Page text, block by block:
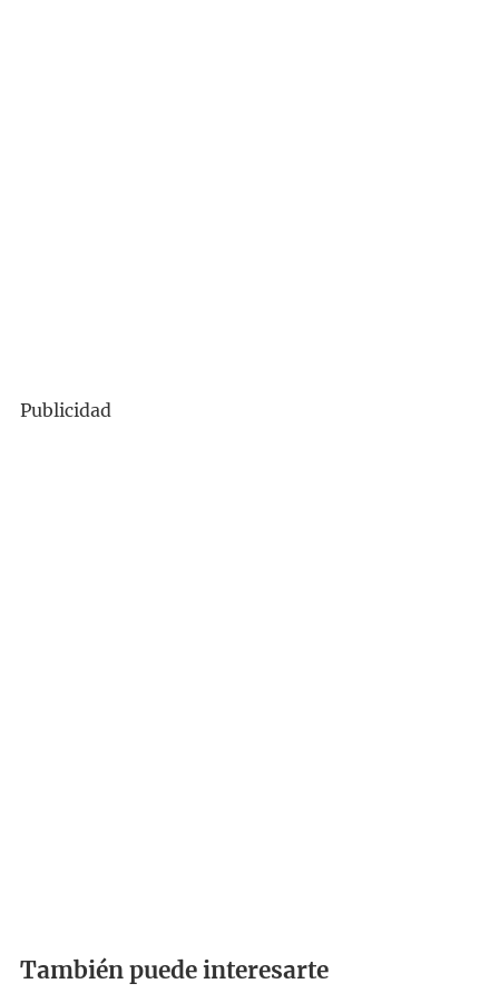
Publicidad
También puede interesarte